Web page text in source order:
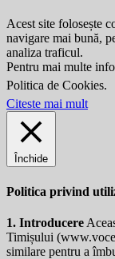
Acest site folosește
navigare mai bună,
analiza traficul.
Pentru mai multe
Politica de Cookies.
Citeste mai mult
Închide
Politica privind
1. Introducere
Timișului (
similare pentru a